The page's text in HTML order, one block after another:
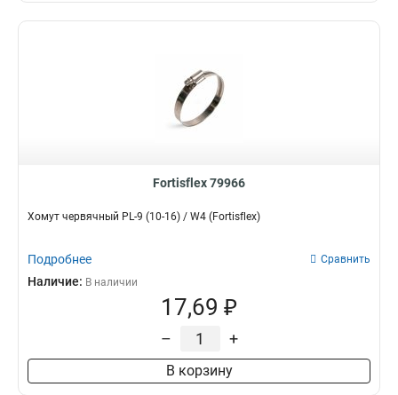
Fortisflex 79966
Хомут червячный PL-9 (10-16) / W4 (Fortisflex)
Подробнее Сравнить
Наличие: В наличии
17,69 ₽
– +
В корзину